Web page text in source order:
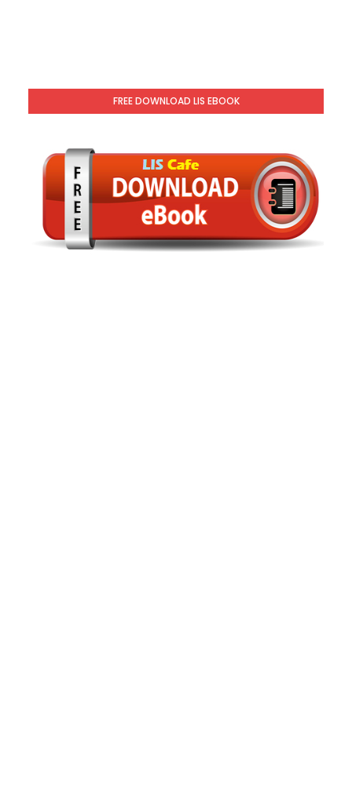
FREE DOWNLOAD LIS EBOOK